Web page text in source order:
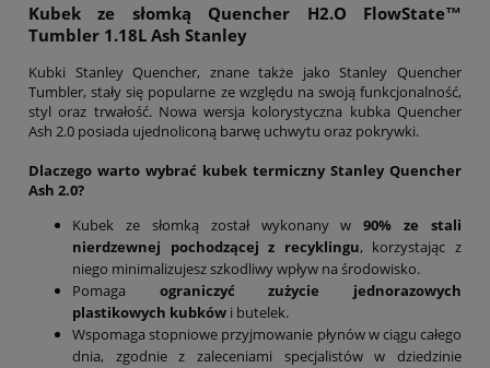
Kubek ze słomką Quencher H2.O FlowState™
Tumbler 1.18L Ash Stanley
Kubki Stanley Quencher, znane także jako Stanley Quencher
Tumbler, stały się popularne ze względu na swoją funkcjonalność,
styl oraz trwałość. Nowa wersja kolorystyczna kubka Quencher
Ash 2.0 posiada ujednoliconą barwę uchwytu oraz pokrywki.
Dlaczego warto wybrać kubek termiczny Stanley Quencher
Ash 2.0?
Kubek ze słomką został wykonany w90% ze stali
nierdzewnej pochodzącej z recyklingu, korzystając z
niego minimalizujesz szkodliwy wpływ na środowisko.
Pomaga ograniczyć zużycie jednorazowych
plastikowych kubków i butelek.
Wspomaga stopniowe przyjmowanie płynów w ciągu całego
dnia, zgodnie z zaleceniami specjalistów w dziedzinie